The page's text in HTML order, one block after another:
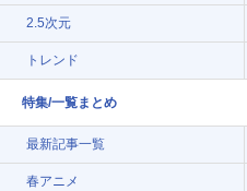
2.5次元
トレンド
特集/一覧まとめ
最新記事一覧
春アニメ